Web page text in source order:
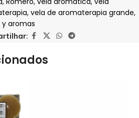
, vela de aromaterapia grande,
y aromas